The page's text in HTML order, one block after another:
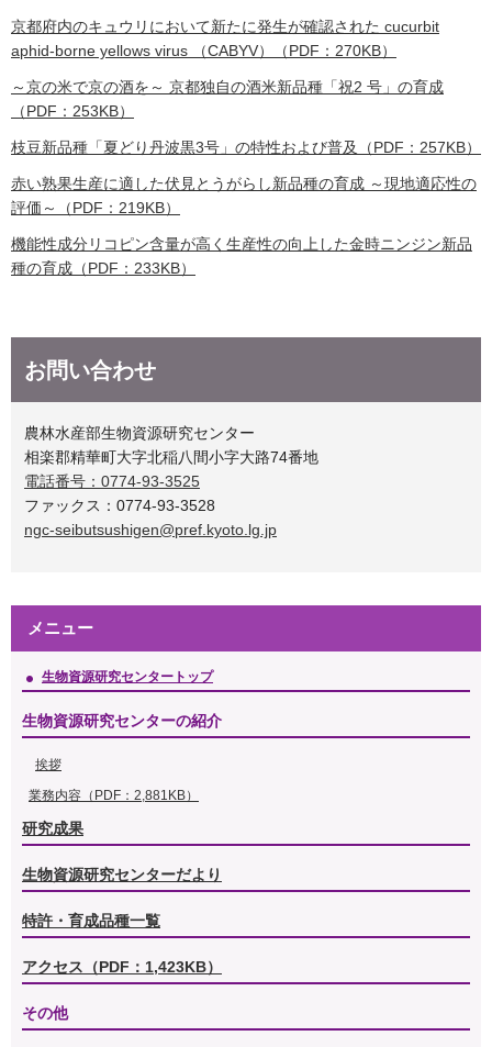
京都府内のキュウリにおいて新たに発生が確認された cucurbit
aphid-borne yellows virus （CABYV）（PDF：270KB）
～京の米で京の酒を～ 京都独自の酒米新品種「祝2 号」の育成
（PDF：253KB）
枝豆新品種「夏どり丹波黒3号」の特性および普及（PDF：257KB）
赤い熟果生産に適した伏見とうがらし新品種の育成 ～現地適応性の
評価～（PDF：219KB）
機能性成分リコピン含量が高く生産性の向上した金時ニンジン新品
種の育成（PDF：233KB）
お問い合わせ
農林水産部生物資源研究センター
相楽郡精華町大字北稲八間小字大路74番地
電話番号：0774-93-3525
ファックス：0774-93-3528
ngc-seibutsushigen@pref.kyoto.lg.jp
メニュー
生物資源研究センタートップ
生物資源研究センターの紹介
挨拶
業務内容（PDF：2,881KB）
研究成果
生物資源研究センターだより
特許・育成品種一覧
アクセス（PDF：1,423KB）
その他